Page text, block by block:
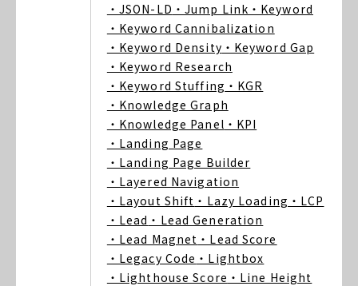
・JSON-LD ・Jump Link ・Keyword
・Keyword Cannibalization
・Keyword Density ・Keyword Gap
・Keyword Research
・Keyword Stuffing ・KGR
・Knowledge Graph
・Knowledge Panel ・KPI
・Landing Page
・Landing Page Builder
・Layered Navigation
・Layout Shift ・Lazy Loading ・LCP
・Lead ・Lead Generation
・Lead Magnet ・Lead Score
・Legacy Code ・Lightbox
・Lighthouse Score ・Line Height